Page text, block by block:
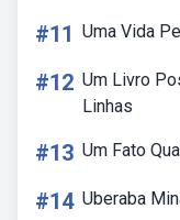
#11 Uma Vida
#12 Um Livro
Linhas
#13 Um Fato
#14 Uberaba